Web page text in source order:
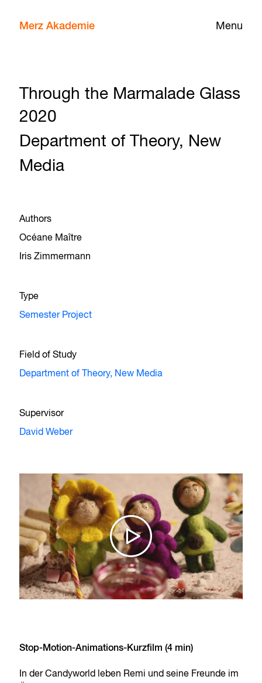
Menu
Merz Akademie
Through the Marmalade Glass
2020
Department of Theory, New
Media
Authors
Océane Maître
Iris Zimmermann
Type
Semester Project
Field of Study
Department of Theory, New Media
Supervisor
David Weber
Stop-Motion-Animations-Kurzfilm (4 min)
In der Candyworld leben Remi und seine Freunde im